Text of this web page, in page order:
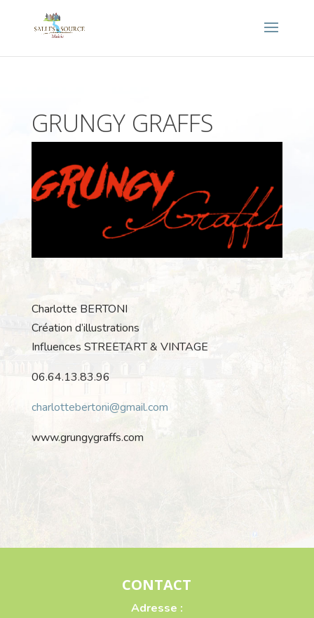
GRUNGY GRAFFS
Charlotte BERTONI
Création d’illustrations
Influences STREETART & VINTAGE
06.64.13.83.96
charlottebertoni@gmail.com
www.grungygraffs.com
CONTACT
Adresse :